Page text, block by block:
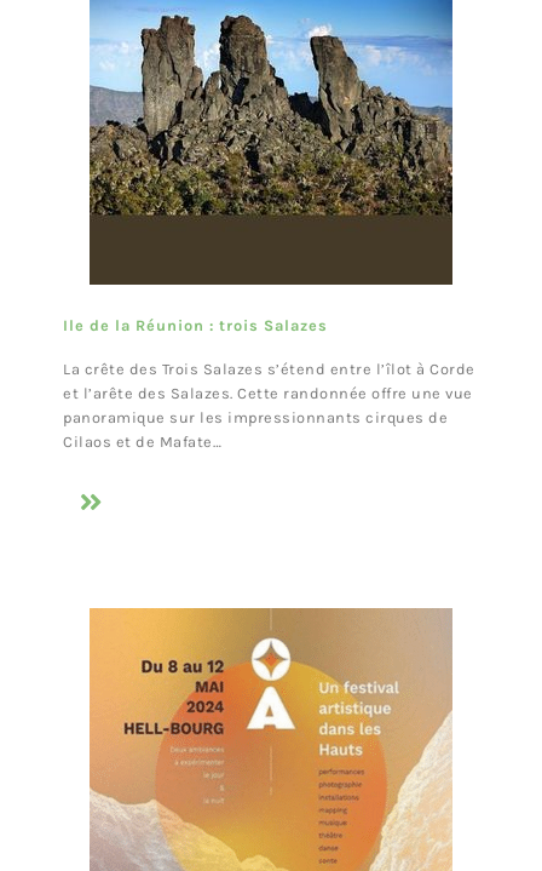
Ile de la Réunion : trois Salazes
La crête des Trois Salazes s’étend entre l’îlot à Corde
et l’arête des Salazes. Cette randonnée offre une vue
panoramique sur les impressionnants cirques de
Cilaos et de Mafate…